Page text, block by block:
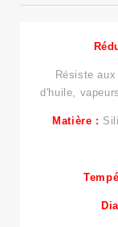
Résiste
d'huile,
Matière :